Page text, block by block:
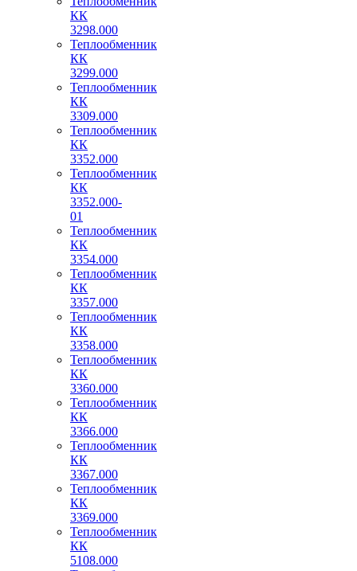
КК
3298.000
Теплообменник
КК
3299.000
Теплообменник
КК
3309.000
Теплообменник
КК
3352.000
Теплообменник
КК
3352.000-
01
Теплообменник
КК
3354.000
Теплообменник
КК
3357.000
Теплообменник
КК
3358.000
Теплообменник
КК
3360.000
Теплообменник
КК
3366.000
Теплообменник
КК
3367.000
Теплообменник
КК
3369.000
Теплообменник
КК
5108.000